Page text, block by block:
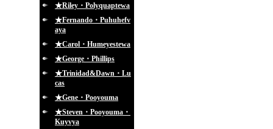
★Riley・Polyquaptewa
★Fernando・Puhuhefv
aya
★Carol・Humeyestewa
★George・Phillips
★Trinidad&Dawn・Lu
cas
★Gene・Pooyouma
★Steven・Pooyouma・
Kuyvya